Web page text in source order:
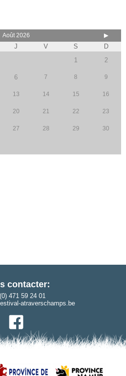
Août 2026 ▶
J V S
D
1
2
6 7 8 9
13 14 15 16
20 21 22 23
27 28 29 30
contacter:
471 59 24 01
atraverschamps.be